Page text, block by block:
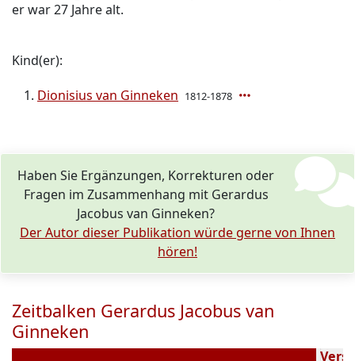
er war 27 Jahre alt.
Kind(er):
Dionisius van Ginneken 1812-1878
Haben Sie Ergänzungen, Korrekturen oder
Fragen im Zusammenhang mit Gerardus
Jacobus van Ginneken?
Der Autor dieser Publikation würde gerne von Ihnen
hören!
Zeitbalken Gerardus Jacobus van
Ginneken